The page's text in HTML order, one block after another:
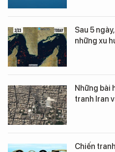
Sau 5
những xu
Những bài
tranh Iran
Chiến